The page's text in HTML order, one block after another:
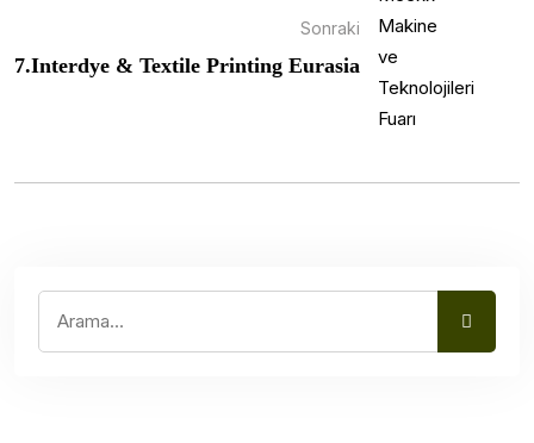
Sonraki
7.Interdye & Textile Printing Eurasia